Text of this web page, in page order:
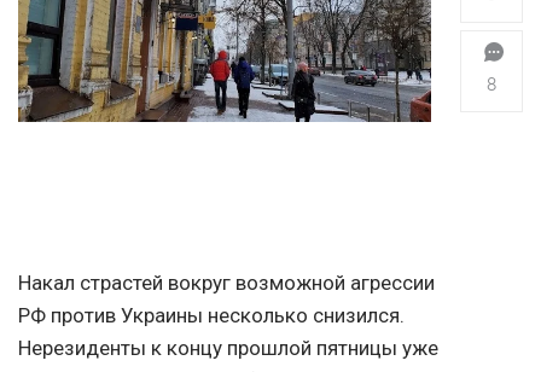
8
Накал страстей вокруг возможной агрессии
РФ против Украины несколько снизился.
Нерезиденты к концу прошлой пятницы уже